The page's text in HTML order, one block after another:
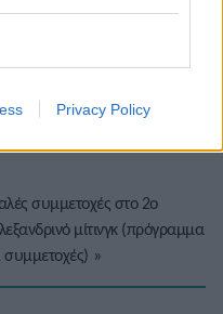
Privacy Policy
συμμετοχές στο 2ο
μίτινγκ (πρόγραμμα
συμμετοχές) »